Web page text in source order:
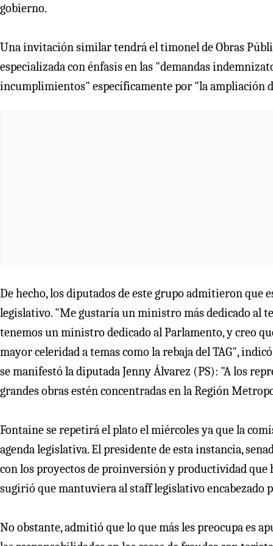
gobierno.
Una invitación similar tendrá el timonel de Obras
especializada con énfasis en las "demandas
incumplimientos" específicamente por "la ampliación
De hecho, los diputados de este grupo admitieron que
legislativo. "Me gustaría un ministro más dedicado al
tenemos un ministro dedicado al Parlamento, y creo
mayor celeridad a temas como la rebaja del TAG",
se manifestó la diputada Jenny Álvarez (PS): "A los
grandes obras estén concentradas en la Región
Fontaine se repetirá el plato el miércoles ya que la
agenda legislativa. El presidente de esta instancia,
con los proyectos de proinversión y productividad que
sugirió que mantuviera al staff legislativo encabezado
No obstante, admitió que lo que más les preocupa es